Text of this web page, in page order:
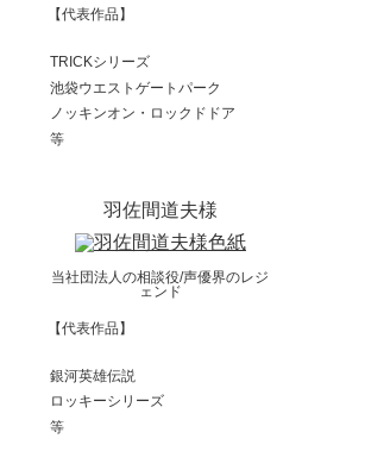
【代表作品】
TRICKシリーズ
池袋ウエストゲートパーク
ノッキンオン・ロックドドア
等
羽佐間道夫様
当社団法人の相談役/声優界のレジ
ェンド
【代表作品】
銀河英雄伝説
ロッキーシリーズ
等